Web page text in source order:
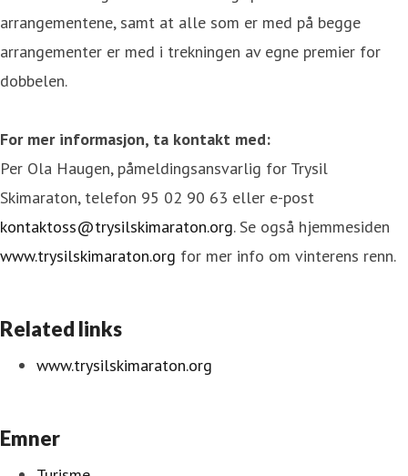
arrangementene, samt at alle som er med på begge
arrangementer er med i trekningen av egne premier for
dobbelen.
For mer informasjon, ta kontakt med:
Per Ola Haugen, påmeldingsansvarlig for Trysil
Skimaraton, telefon 95 02 90 63 eller e-post
kontaktoss@trysilskimaraton.org. Se også hjemmesiden
www.trysilskimaraton.org for mer info om vinterens renn.
Related links
www.trysilskimaraton.org
Emner